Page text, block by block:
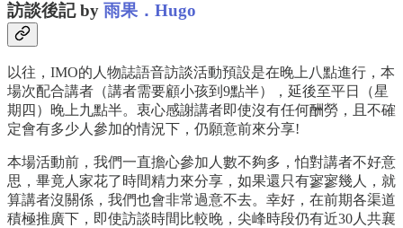
訪談後記 by 雨果．Hugo
以往，IMO的人物誌語音訪談活動預設是在晚上八點進行，本
場次配合講者（講者需要顧小孩到9點半），延後至平日（星
期四）晚上九點半。衷心感謝講者即使沒有任何酬勞，且不確
定會有多少人參加的情況下，仍願意前來分享!
本場活動前，我們一直擔心參加人數不夠多，怕對講者不好意
思，畢竟人家花了時間精力來分享，如果還只有寥寥幾人，就
算講者沒關係，我們也會非常過意不去。幸好，在前期各渠道
積極推廣下，即使訪談時間比較晚，尖峰時段仍有近30人共襄